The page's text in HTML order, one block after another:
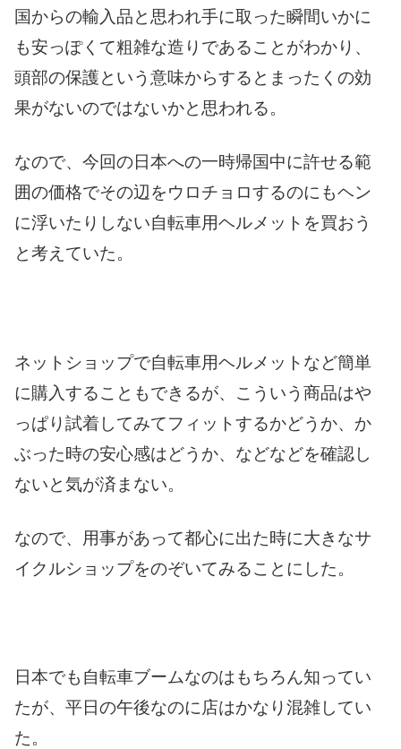
国からの輸入品と思われ手に取った瞬間いかに
も安っぽくて粗雑な造りであることがわかり、
頭部の保護という意味からするとまったくの効
果がないのではないかと思われる。
なので、今回の日本への一時帰国中に許せる範
囲の価格でその辺をウロチョロするのにもヘン
に浮いたりしない自転車用ヘルメットを買おう
と考えていた。
ネットショップで自転車用ヘルメットなど簡単
に購入することもできるが、こういう商品はや
っぱり試着してみてフィットするかどうか、か
ぶった時の安心感はどうか、などなどを確認し
ないと気が済まない。
なので、用事があって都心に出た時に大きなサ
イクルショップをのぞいてみることにした。
日本でも自転車ブームなのはもちろん知ってい
たが、平日の午後なのに店はかなり混雑してい
た。